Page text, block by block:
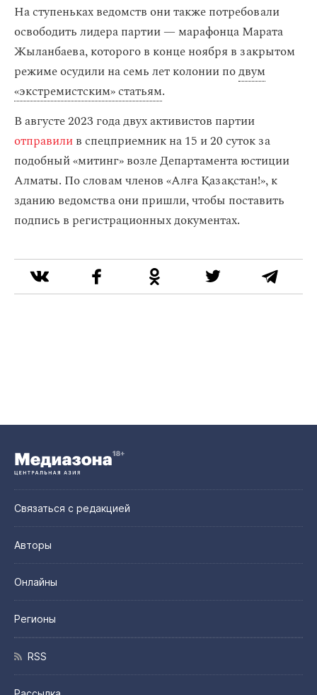
На ступеньках ведомств они также потребовали
освободить лидера партии — марафонца Марата
Жыланбаева, которого в конце ноября в закрытом
режиме осудили на семь лет колонии подвум
«экстремистским» статьям.
В августе 2023 года двух активистов партии
отправилив спецприемник на 15 и 20 суток за
подобный «митинг» возле Департамента юстиции
Алматы. По словам членов «Алға Қазақстан!», к
зданию ведомства они пришли, чтобы поставить
подпись в регистрационных документах.
Связаться с редакцией
Авторы
Онлайны
Регионы
RSS